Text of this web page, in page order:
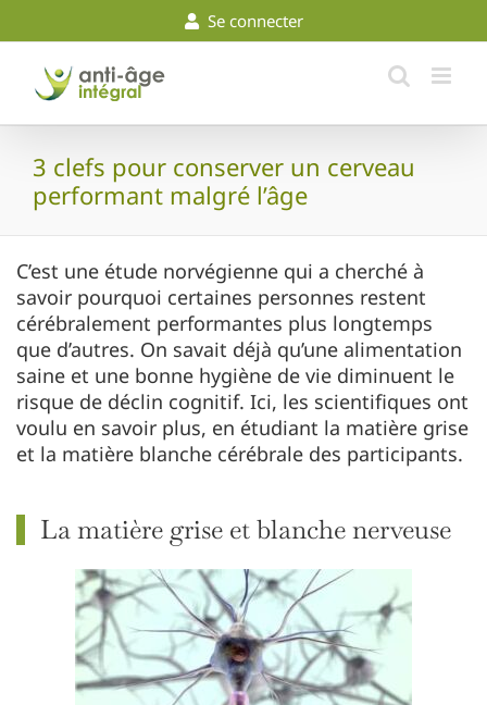
to
content
Se connecter
3 clefs pour conserver un cerveau
performant malgré l’âge
C’est une étude norvégienne qui a cherché à
savoir pourquoi certaines personnes restent
cérébralement performantes plus longtemps
que d’autres. On savait déjà qu’une alimentation
saine et une bonne hygiène de vie diminuent le
risque de déclin cognitif. Ici, les scientifiques ont
voulu en savoir plus, en étudiant la matière grise
et la matière blanche cérébrale des participants.
La matière grise et blanche nerveuse